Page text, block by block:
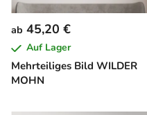
Mehrteiliges Bild WILDER
MOHN
ab 45,20 €
Auf Lager